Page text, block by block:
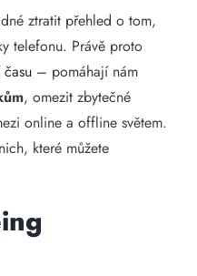
ztratit přehled o tom,
telefonu. Právě proto
– pomáhají nám
, omezit zbytečné
online a offline světem.
které můžete